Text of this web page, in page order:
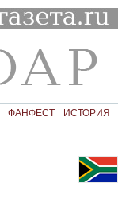
ФАНФЕСТ ИСТОРИЯ